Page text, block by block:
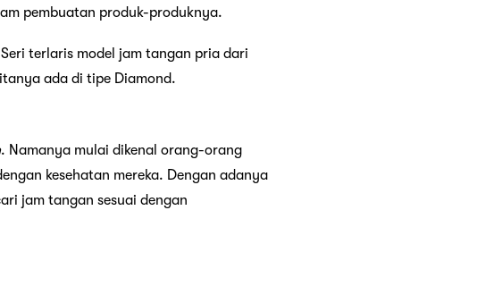
pembuatan produk-produknya.
terlaris model jam tangan pria dari
ada di tipe Diamond.
. Namanya mulai dikenal orang-orang
kesehatan mereka. Dengan adanya
jam tangan sesuai dengan